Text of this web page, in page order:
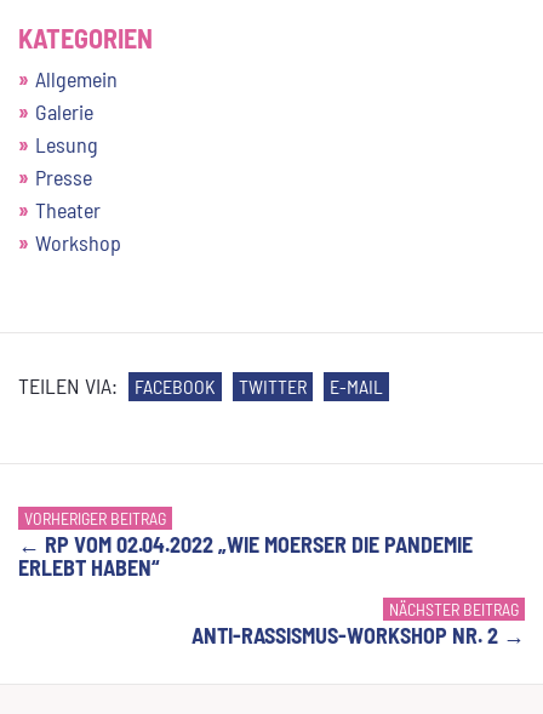
KATEGORIEN
Allgemein
Galerie
Lesung
Presse
Theater
Workshop
TEILEN VIA: FACEBOOK TWITTER E-MAIL
VORHERIGER BEITRAG
← RP VOM 02.04.2022 „WIE MOERSER DIE PANDEMIE
ERLEBT HABEN“
NÄCHSTER BEITRAG
ANTI-RASSISMUS-WORKSHOP NR. 2 →